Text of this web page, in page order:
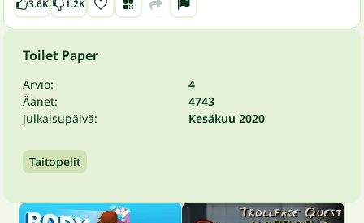
3.6K 1.2K
Toilet Paper
Arvio:
4
Äänet:
4743
Julkaisupäivä:
Kesäkuu 2020
Taitopelit